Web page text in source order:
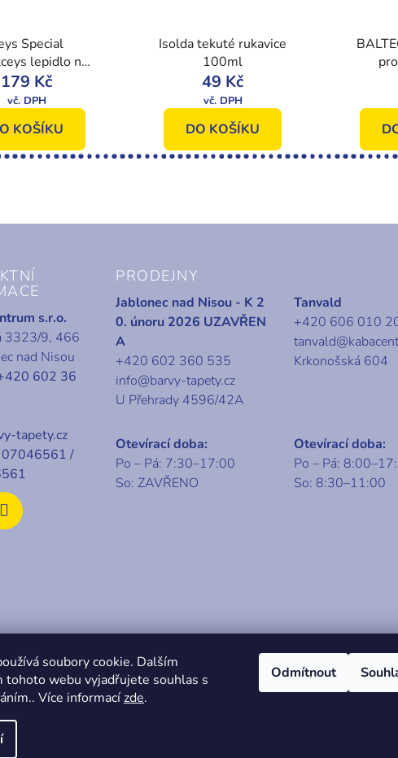
soubory cookie. Dalším
tohoto webu vyjadřujete souhlas s
Více informacízde.
Odmítnout
Special
lepidlo na
smaltu, 15 ml
179 Kč
KOŠÍKU
Isolda tekuté rukavice
100ml
49 Kč
DO KOŠÍKU
s.r.o.
3323/9, 466
nad Nisou
602 36
tapety.cz
07046561 /
PRODEJNY
Jablonec nad Nisou - K 2
0. únoru 2026 UZAVŘEN
A
+420 602 360 535
info@barvy-tapety.cz
U Přehrady 4596/42A
Tanvald
+420 606 010
Krkonošská 604
Otevírací doba:
Po – Pá: 7:30–17:00
So: ZAVŘENO
Otevírací doba:
Po – Pá:
So: 8:30–11:00
2026 KABA centrum . Všechna práva vyhrazena.